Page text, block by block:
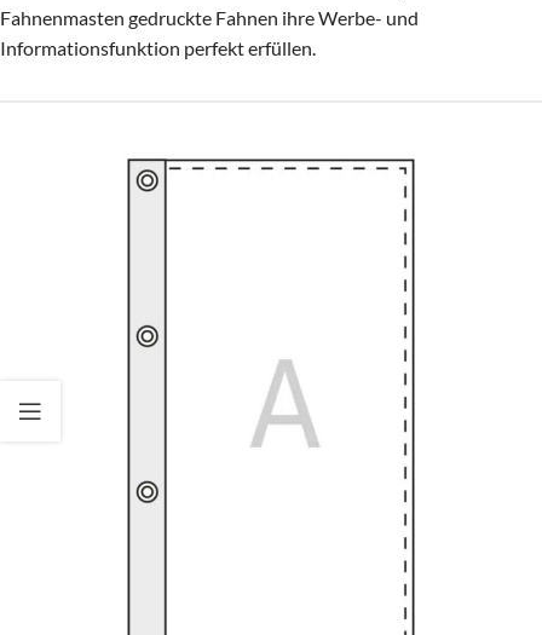
Fahnenmasten gedruckte Fahnen ihre Werbe- und
Informationsfunktion perfekt erfüllen.